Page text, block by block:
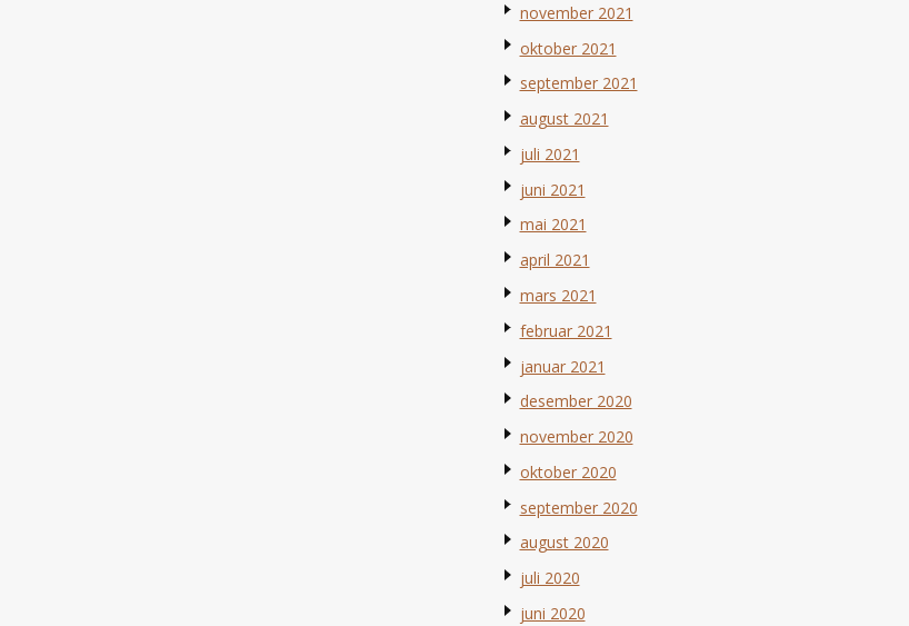
november 2021
oktober 2021
september 2021
august 2021
juli 2021
juni 2021
mai 2021
april 2021
mars 2021
februar 2021
januar 2021
desember 2020
november 2020
oktober 2020
september 2020
august 2020
juli 2020
juni 2020